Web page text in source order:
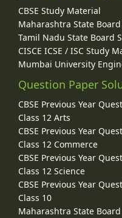
CBSE Study Material
Maharashtra State
Tamil Nadu State Board
CISCE ICSE / ISC Study
Mumbai University
Question Paper
CBSE Previous Year
Class 12 Arts
CBSE Previous Year
Class 12 Commerce
CBSE Previous Year
Class 12 Science
CBSE Previous Year
Class 10
Maharashtra State